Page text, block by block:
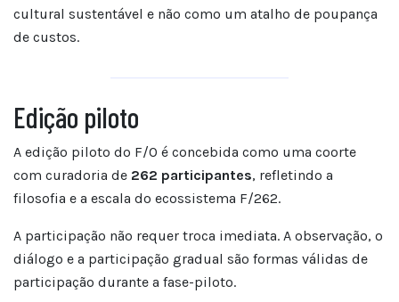
cultural sustentável e não como um atalho de poupança
de custos.
Edição piloto
A edição piloto do F/O é concebida como uma coorte
com curadoria de 262 participantes, refletindo a
filosofia e a escala do ecossistema F/262.
A participação não requer troca imediata. A observação, o
diálogo e a participação gradual são formas válidas de
participação durante a fase-piloto.